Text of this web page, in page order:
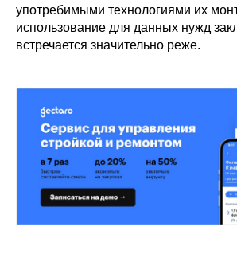
употребимыми технологиями их
использование для данных нужд
встречается значительно реже.